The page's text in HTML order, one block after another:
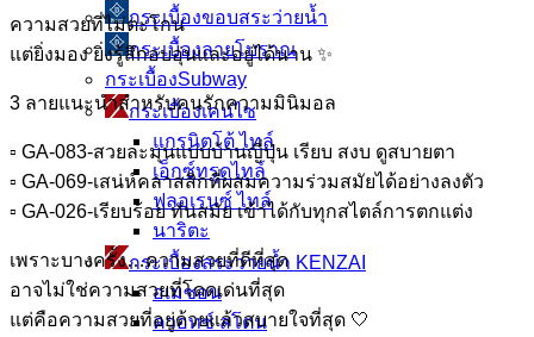
กระเบื้องขอบสระว่ายน้ำ
กระเบื้องลายโบราณ
กระเบื้องSubway
กระเบื้องเคนไซ
แกรนิตโต้ ไทล์
เอ็กซ์ทรูดไทล์
ฟลอเรนซ์ ไทล์
นาริตะ
กระเบื้องสระว่ายน้ำ KENZAI
อเมซอน
ควอทซ์ สโตน
ความสวยที่ไม่ตะโกน
แต่ยิ่งมอง ยิ่งรู้สึกอบอุ่นและอยู่ได้นาน ✨
3 ลายแนะนำสำหรับคนรักความมินิมอล
▫️ GA-083-สวยละมุนแบบบ้านญี่ปุ่น เรียบ สงบ ดูสบายตา
▫️ GA-069-เสน่ห์คลาสสิกที่ผสมความร่วมสมัยได้อย่างลงตัว
▫️ GA-026-เรียบร้อย ทันสมัย เข้าได้กับทุกสไตล์การตกแต่ง
เพราะบางครั้ง…ความสวยที่ดีที่สุด
อาจไม่ใช่ความสวยที่โดดเด่นที่สุด
แต่คือความสวยที่อยู่ด้วยแล้วสบายใจที่สุด 🤍